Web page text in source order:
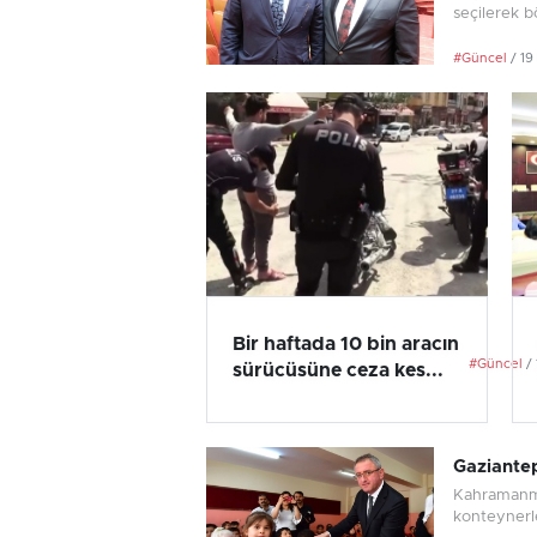
seçilerek
#Güncel / 19
Bir haftada 10 bin aracın
sürücüsüne ceza kes...
#Güncel